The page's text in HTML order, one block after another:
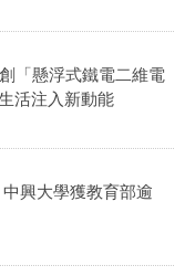
「懸浮式鐵電二維電
活注入新動能
興大學獲教育部逾